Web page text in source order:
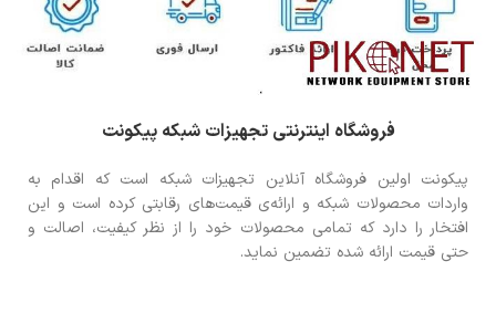
فروشگاه اینترنتی تجهیزات شبکه پیکونت
پیکونت اولین فروشگاه آنلاین تجهیزات شبکه است که اقدام به
واردات محصولات شبکه و ارائه‌ی قیمت‌های رقابتی کرده است و این
افتخار را دارد که تمامی محصولات خود را از نظر کیفیت، اصالت و
حتی قیمت ارائه شده تضمین نماید.